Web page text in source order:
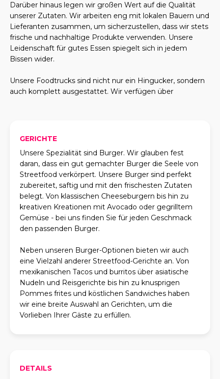
Darüber hinaus legen wir großen Wert auf die Qualität
unserer Zutaten. Wir arbeiten eng mit lokalen Bauern und
Lieferanten zusammen, um sicherzustellen, dass wir stets
frische und nachhaltige Produkte verwenden. Unsere
Leidenschaft für gutes Essen spiegelt sich in jedem
Bissen wider.
Unsere Foodtrucks sind nicht nur ein Hingucker, sondern
auch komplett ausgestattet. Wir verfügen über
GERICHTE
Unsere Spezialität sind Burger. Wir glauben fest
daran, dass ein gut gemachter Burger die Seele von
Streetfood verkörpert. Unsere Burger sind perfekt
zubereitet, saftig und mit den frischesten Zutaten
belegt. Von klassischen Cheeseburgern bis hin zu
kreativen Kreationen mit Avocado oder gegrilltem
Gemüse - bei uns finden Sie für jeden Geschmack
den passenden Burger.
Neben unseren Burger-Optionen bieten wir auch
eine Vielzahl anderer Streetfood-Gerichte an. Von
mexikanischen Tacos und burritos über asiatische
Nudeln und Reisgerichte bis hin zu knusprigen
Pommes frites und köstlichen Sandwiches haben
wir eine breite Auswahl an Gerichten, um die
Vorlieben Ihrer Gäste zu erfüllen.
DETAILS